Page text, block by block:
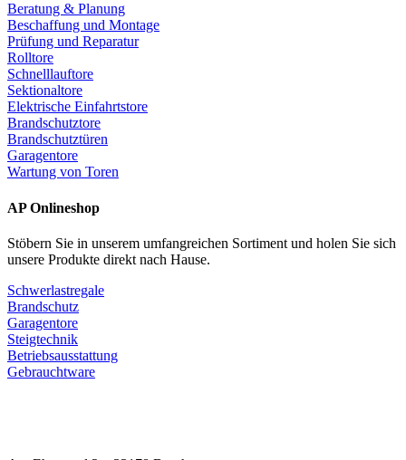
Beratung & Planung
Beschaffung und Montage
Prüfung und Reparatur
Rolltore
Schnelllauftore
Sektionaltore
Elektrische Einfahrtstore
Brandschutztore
Brandschutztüren
Garagentore
Wartung von Toren
AP Onlineshop
Stöbern Sie in unserem umfangreichen Sortiment und holen Sie sich
unsere Produkte direkt nach Hause.
Schwerlastregale
Brandschutz
Garagentore
Steigtechnik
Betriebsausstattung
Gebrauchtware